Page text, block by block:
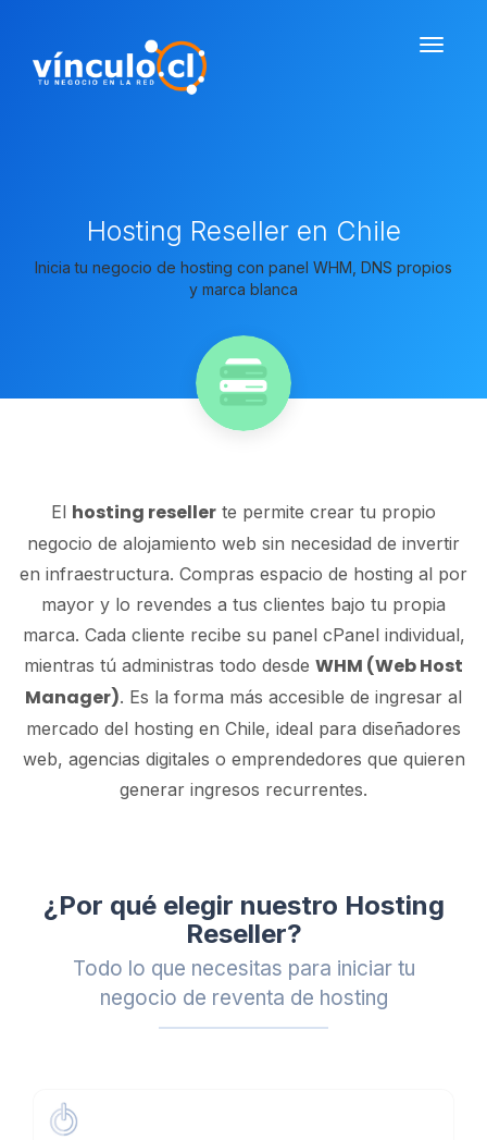
Hosting Reseller en Chile
Inicia tu negocio de hosting con panel WHM, DNS propios
y marca blanca
El hosting reseller te permite crear tu propio
negocio de alojamiento web sin necesidad de invertir
en infraestructura. Compras espacio de hosting al por
mayor y lo revendes a tus clientes bajo tu propia
marca. Cada cliente recibe su panel cPanel individual,
mientras tú administras todo desde WHM (Web Host
Manager). Es la forma más accesible de ingresar al
mercado del hosting en Chile, ideal para diseñadores
web, agencias digitales o emprendedores que quieren
generar ingresos recurrentes.
¿Por qué elegir nuestro Hosting
Reseller?
Todo lo que necesitas para iniciar tu
negocio de reventa de hosting